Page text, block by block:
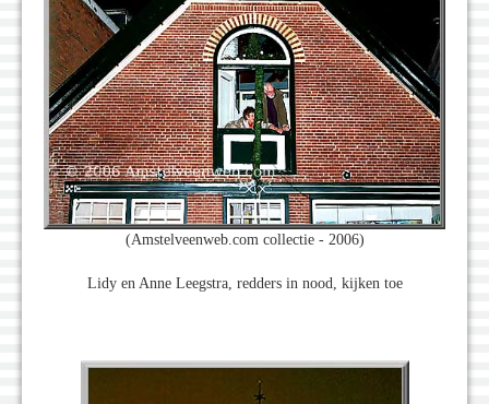
(Amstelveenweb.com collectie - 2006)
Lidy en Anne Leegstra, redders in nood, kijken toe